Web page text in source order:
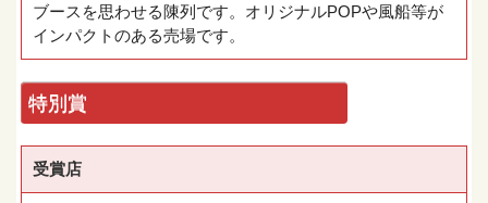
ブースを思わせる陳列です。オリジナルPOPや風船等が
インパクトのある売場です。
特別賞
受賞店